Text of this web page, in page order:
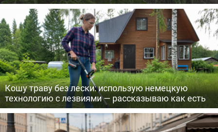
Кошу траву без лески: использую немецкую
технологию с лезвиями — рассказываю как есть